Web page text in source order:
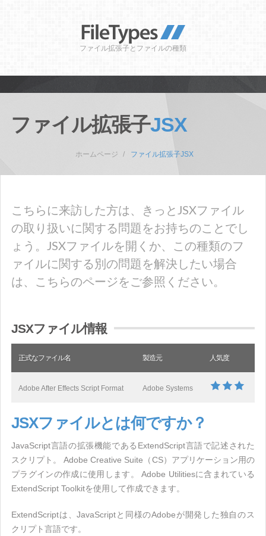
ファイル拡張子とファイルの種類
ファイル拡張子JSX
ホームページ ファイル拡張子JSX
こちらに来訪した方は、きっとJSXファイル
の取り扱いに関する問題をお持ちのことでし
ょう。JSXファイルを開くか、この種類のフ
ァイルに関する別の問題を解決したい場合
は、こちらのページをご参照ください。
JSXファイル情報
正式なファイル名 製造元 人気度
Adobe After Effects Script Format Adobe Systems
JSXファイルとは何ですか？
JavaScript言語の拡張機能であるExtendScript言語で記述された
スクリプト。 Adobe Creative Suite（CS）アプリケーション用の
プラグインの作成に使用します。 Adobe Utilitiesに含まれている
ExtendScript Toolkitを使用して作成できます。
ExtendScriptは、JavaScriptと同様のAdobeが開発した独自のス
クリプト言語です。